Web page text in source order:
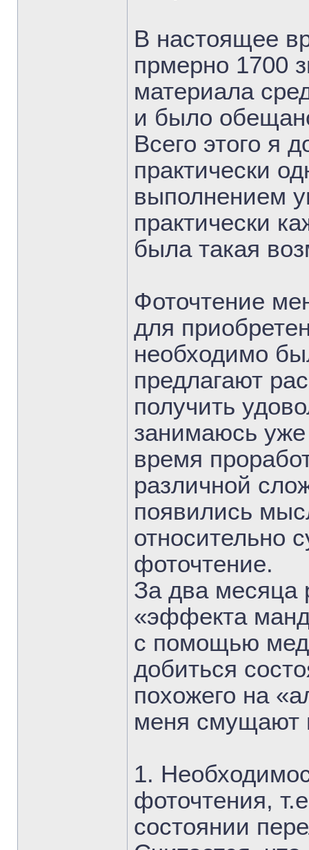
В настоящее
прмерно 1700
материала
и было
Всего этого я
практически
выполнением
практически
была такая
Фоточтение
для
необходимо
предлагают
получить
занимаюсь
время
различной
появились
относительно
фоточтение.
За два месяца
«эффекта
с помощью
добиться
похожего на
меня смущают
1.
фоточтения,
состоянии